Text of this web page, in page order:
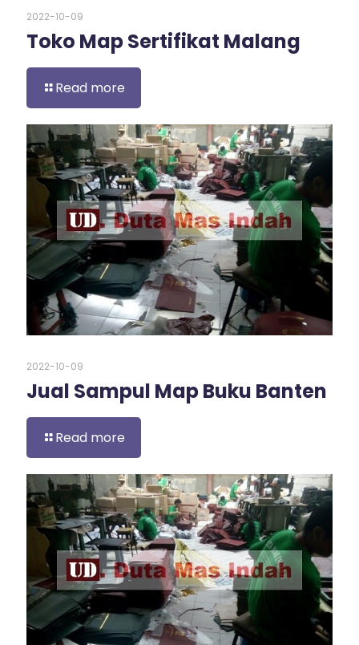
2022-10-09
Toko Map Sertifikat Malang
Read more
2022-10-09
Jual Sampul Map Buku Banten
Read more